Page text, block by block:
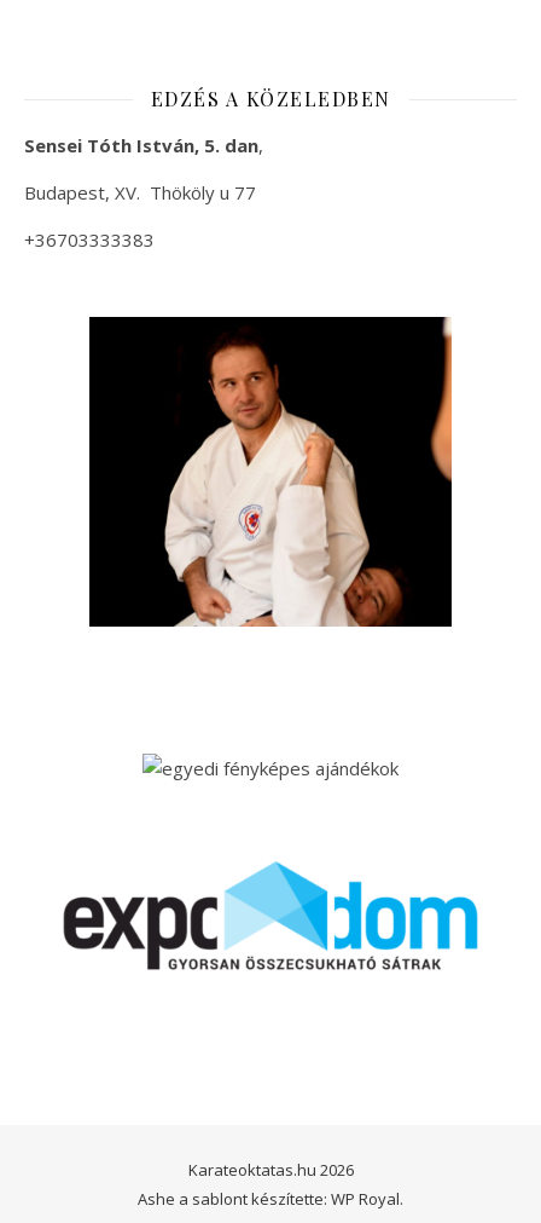
EDZÉS A KÖZELEDBEN
Sensei Tóth István, 5. dan,
Budapest, XV. Thököly u 77
+36703333383
Karateoktatas.hu 2026
Ashe a sablont készítette: WP Royal.